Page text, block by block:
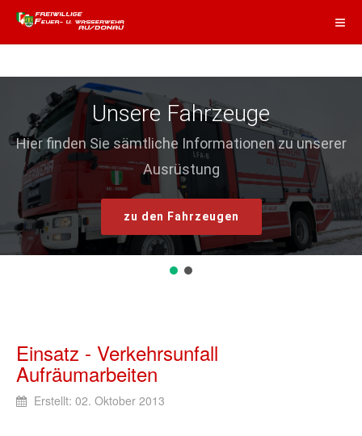
Unsere Fahrzeuge
Hier finden Sie sämtliche Informationen zu unserer
Ausrüstung
zu den Fahrzeugen
Einsatz - Verkehrsunfall
Aufräumarbeiten
Erstellt: 02. Oktober 2013